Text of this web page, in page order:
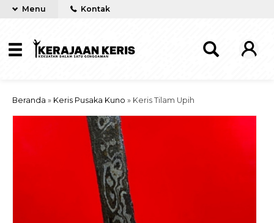
Menu Kontak
Beranda » Keris Pusaka Kuno » Keris Tilam Upih